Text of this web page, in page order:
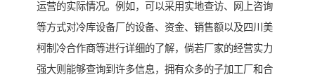
运营的实际情况。例如，可以采用实地查访、网上咨询
等方式对冷库设备厂的设备、资金、销售额以及四川美
柯制冷合作商等进行详细的了解，倘若厂家的经营实力
强大则能够查询到许多信息，拥有众多的子加工厂和合